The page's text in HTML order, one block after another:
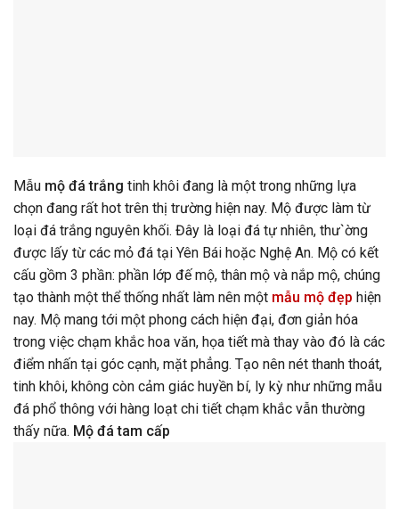
Mẫu mộ đá trắng tinh khôi đang là một trong những lựa
chọn đang rất hot trên thị trường hiện nay. Mộ được làm từ
loại đá trắng nguyên khối. Đây là loại đá tự nhiên, thư`ờng
được lấy từ các mỏ đá tại Yên Bái hoặc Nghệ An. Mộ có kết
cấu gồm 3 phần: phần lớp đế mộ, thân mộ và nắp mộ, chúng
tạo thành một thể thống nhất làm nên một mẫu mộ đẹp hiện
nay. Mộ mang tới một phong cách hiện đại, đơn giản hóa
trong việc chạm khắc hoa văn, họa tiết mà thay vào đó là các
điểm nhấn tại góc cạnh, mặt phẳng. Tạo nên nét thanh thoát,
tinh khôi, không còn cảm giác huyền bí, ly kỳ như những mẫu
đá phổ thông với hàng loạt chi tiết chạm khắc vẫn thường
thấy nữa. Mộ đá tam cấp